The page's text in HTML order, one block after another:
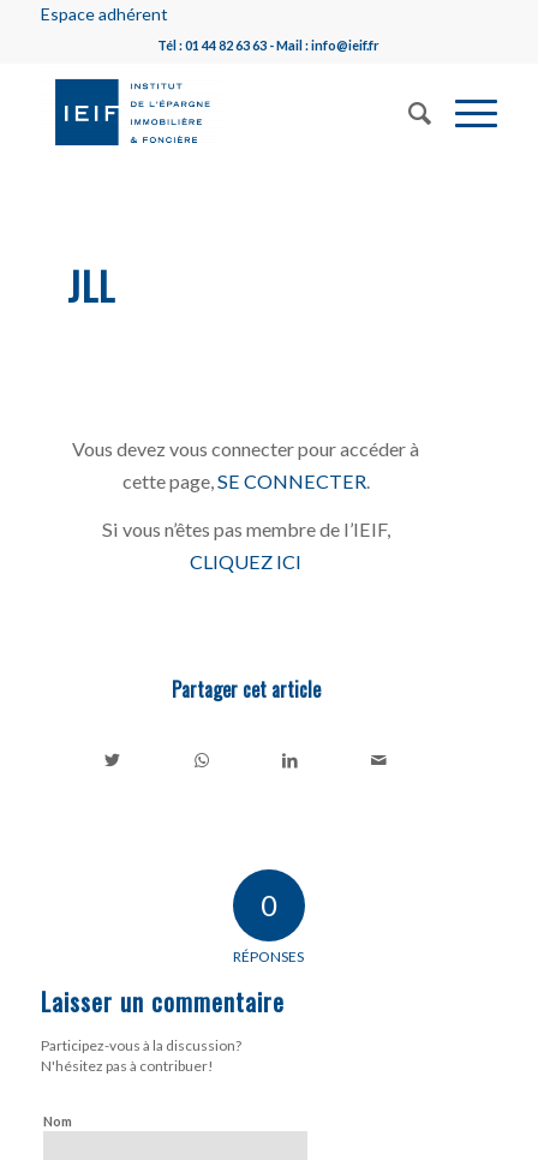
Espace adhérent
Tél : 01 44 82 63 63 - Mail : info@ieif.fr
JLL
Vous devez vous connecter pour accéder à
cette page, SE CONNECTER
Si vous n’êtes pas membre de l’IEIF,
CLIQUEZ ICI
Partager cet article
0
RÉPONSES
Laisser un commentaire
Participez-vous à la discussion?
N'hésitez pas à contribuer!
Nom